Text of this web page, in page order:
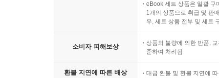
eBook 세트 상품은 일괄 구
1개의 상품으로 취급 및 판
우, 세트 상품 전부 및 세트
소비자 피해보상
상품의 불량에 의한 반품,
준하여 처리됨
환불 지연에 따른 배상 대금 환불 및 환불 지연에